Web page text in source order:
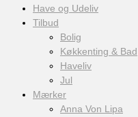
Have og Udeliv
Tilbud
Bolig
Køkkenting & Bad
Haveliv
Jul
Mærker
Anna Von Lipa